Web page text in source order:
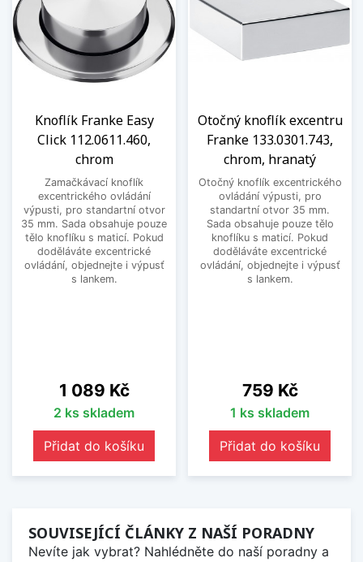
Knoflík Franke Easy
Click 112.0611.460,
chrom
Zamačkávací knoflík
excentrického ovládání
výpusti, pro standartní otvor
35 mm. Sada obsahuje pouze
tělo knoflíku s maticí. Pokud
doděláváte excentrické
ovládání, objednejte i výpusť
s lankem.
Cena
1 089 Kč
2 ks skladem
Přidat do košíku
Otočný knoflík excentru
Franke 133.0301.743,
chrom, hranatý
Otočný knoflík excentrického
ovládání výpusti, pro
standartní otvor 35 mm.
Sada obsahuje pouze tělo
knoflíku s maticí. Pokud
doděláváte excentrické
ovládání, objednejte i výpusť
s lankem.
Cena
759 Kč
1 ks skladem
Přidat do košíku
SOUVISEJÍCÍ ČLÁNKY Z NAŠÍ PORADNY
Nevíte jak vybrat? Nahlédněte do naší poradny a